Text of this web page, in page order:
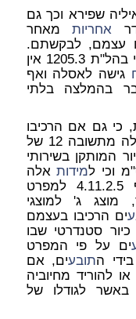
איליה שפירא וכך גם
אחריותמאחר
עצמם, לבקשתם.
ת, כי בהל"ת 1205.3 אין
גישה לאסלה ואף
בהמלצה בלתי
כי גם אם הרכיבו
ים את הכיור בעצמם, עולה מתשובה 12 של
המותקן בשירותי
מידותאלה
ת בסעיף 4.11.2.5 למפרט
מוצג ג' למוצגי
ים הרכיבו בעצמם
סטנדרטי שבו
ים על פי המפרט
התובעים, אם
להוריד מחיוביה
באשר לגודלו של